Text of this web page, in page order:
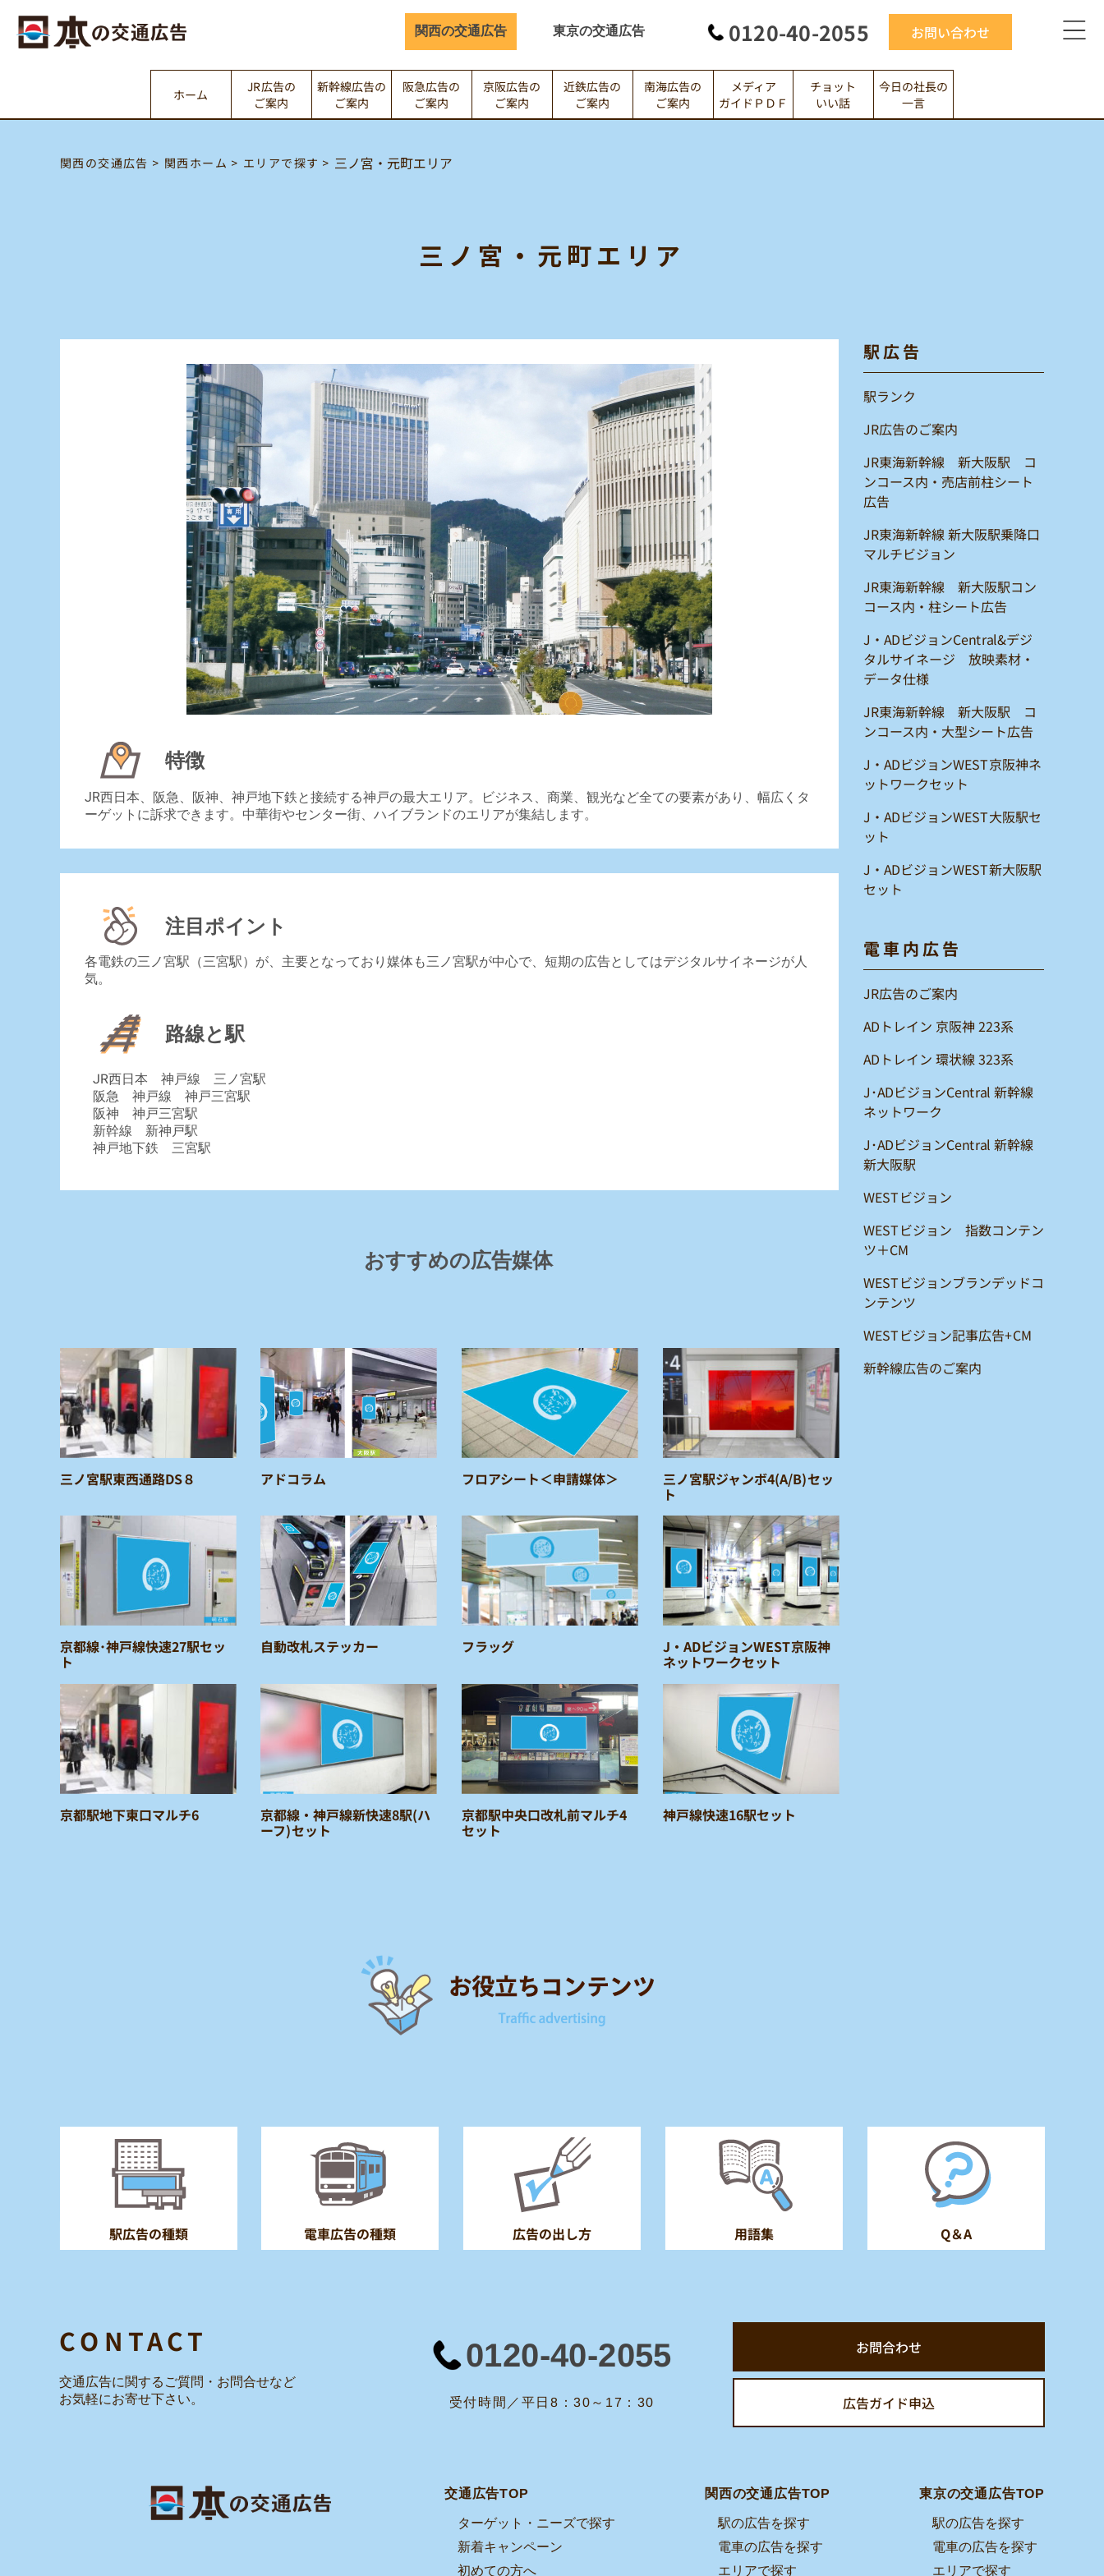
関西の交通広告 東京の交通広告 0120-40-2055 お問い合わせ
ホーム JR広告の
ご案内
新幹線広告の
ご案内
阪急広告の
ご案内
京阪広告の
ご案内
近鉄広告の
ご案内
南海広告の
ご案内
メディア
ガイドＰＤＦ
チョット
いい話
今日の社長の
一言
関西の交通広告 関西ホーム エリアで探す 三ノ宮・元町エリア
三ノ宮・元町エリア
特徴
JR西日本、阪急、阪神、神戸地下鉄と接続する神戸の最大エリア。ビジネス、商業、観光など全ての要素があり、幅広くタ
ーゲットに訴求できます。中華街やセンター街、ハイブランドのエリアが集結します。
注目ポイント
各電鉄の三ノ宮駅（三宮駅）が、主要となっており媒体も三ノ宮駅が中心で、短期の広告としてはデジタルサイネージが人
気。
路線と駅
JR西日本 神戸線 三ノ宮駅
阪急 神戸線 神戸三宮駅
阪神 神戸三宮駅
新幹線 新神戸駅
神戸地下鉄 三宮駅
おすすめの広告媒体
三ノ宮駅東西通路DS８ アドコラム フロアシート＜申請媒体＞ 三ノ宮駅ジャンボ4(A/B)セッ
ト
京都線･神戸線快速27駅セッ
ト
自動改札ステッカー フラッグ J・ADビジョンWEST京阪神
ネットワークセット
京都駅地下東口マルチ6 京都線・神戸線新快速8駅(ハ
ーフ)セット
京都駅中央口改札前マルチ4
セット
神戸線快速16駅セット
駅広告
駅ランク
JR広告のご案内
JR東海新幹線 新大阪駅 コ
ンコース内・売店前柱シート
広告
JR東海新幹線 新大阪駅乗降口
マルチビジョン
JR東海新幹線 新大阪駅コン
コース内・柱シート広告
J・ADビジョンCentral&デジ
タルサイネージ 放映素材・
データ仕様
JR東海新幹線 新大阪駅 コ
ンコース内・大型シート広告
J・ADビジョンWEST京阪神ネ
ットワークセット
J・ADビジョンWEST大阪駅セ
ット
J・ADビジョンWEST新大阪駅
セット
電車内広告
JR広告のご案内
ADトレイン 京阪神 223系
ADトレイン 環状線 323系
J･ADビジョンCentral 新幹線
ネットワーク
J･ADビジョンCentral 新幹線
新大阪駅
WESTビジョン
WESTビジョン 指数コンテン
ツ＋CM
WESTビジョンブランデッドコ
ンテンツ
WESTビジョン記事広告+CM
新幹線広告のご案内
駅広告の種類 電車広告の種類 広告の出し方 用語集 Q＆A
CONTACT
交通広告に関するご質問・お問合せなど
お気軽にお寄せ下さい。
0120-40-2055
受付時間／平日8：30～17：30
お問合わせ
広告ガイド申込
交通広告TOP
ターゲット・ニーズで探す
新着キャンペーン
初めての方へ
関西の交通広告TOP
駅の広告を探す
電車の広告を探す
エリアで探す
東京の交通広告TOP
駅の広告を探す
電車の広告を探す
エリアで探す